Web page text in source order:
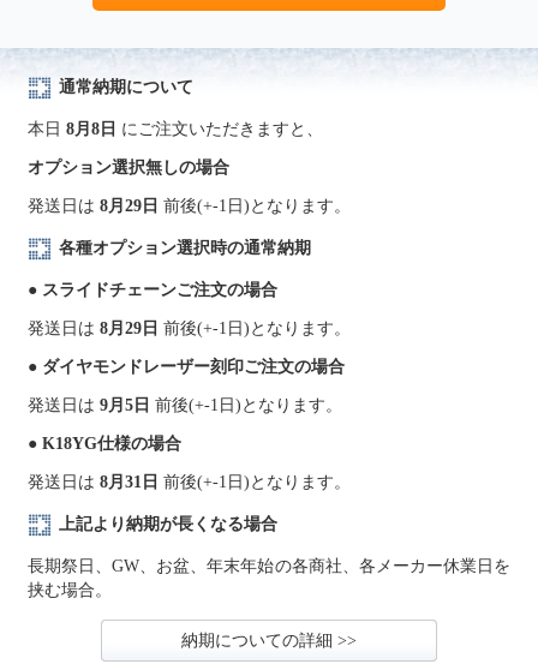
通常納期について
本日 8月8日 にご注文いただきますと、
オプション選択無しの場合
発送日は 8月29日 前後(+-1日)となります。
各種オプション選択時の通常納期
● スライドチェーンご注文の場合
発送日は 8月29日 前後(+-1日)となります。
● ダイヤモンドレーザー刻印ご注文の場合
発送日は 9月5日 前後(+-1日)となります。
● K18YG仕様の場合
発送日は 8月31日 前後(+-1日)となります。
上記より納期が長くなる場合
長期祭日、GW、お盆、年末年始の各商社、各メーカー休業日を
挟む場合。
納期についての詳細 >>